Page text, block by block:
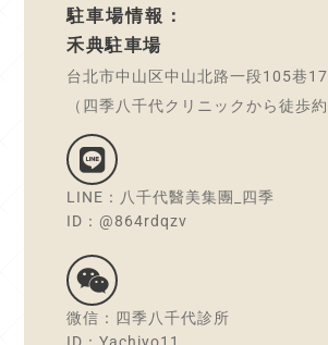
駐車場情報：
禾典駐車場
台北市中山区中山北路一段105巷
（四季八千代クリニックから徒歩約
LINE：八千代醫美集團_四季
ID：@864rdqzv
微信：四季八千代診所
ID：Yachiyo11